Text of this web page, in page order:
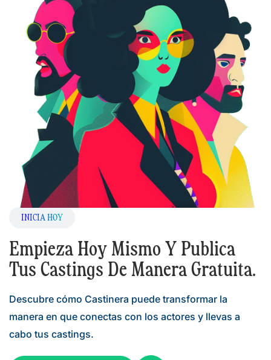
INICIA HOY
Empieza Hoy Mismo Y Publica
Tus Castings De Manera Gratuita.
Descubre cómo Castinera puede transformar la
manera en que conectas con los actores y llevas a
cabo tus castings.